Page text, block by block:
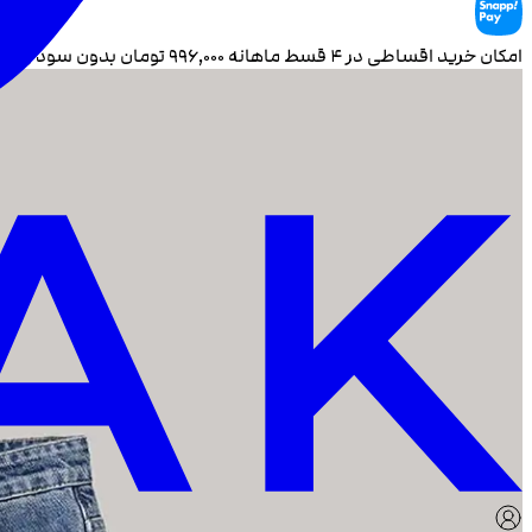
امکان خرید اقساطی در ۴ قسط ماهانه ۹۹۶٬۰۰۰تومان بدون سود و